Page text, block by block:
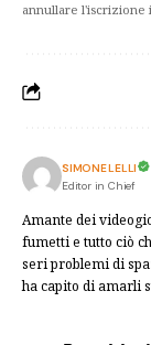
annullare l'iscrizione
SIMONE LELLI
Editor in Chief
Amante dei
fumetti e tutto ciò
seri problemi di
ha capito di amarli